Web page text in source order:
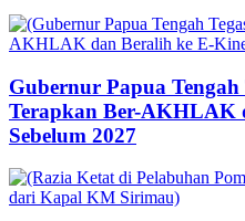
Gubernur Papua Tengah
Terapkan Ber-AKHLAK
Sebelum 2027